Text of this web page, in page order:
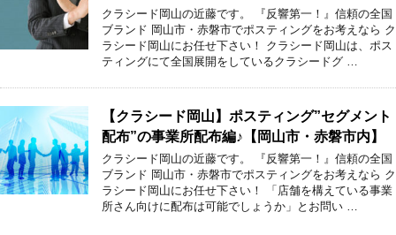
クラシード岡山の近藤です。 『反響第一！』信頼の全国
ブランド 岡山市・赤磐市でポスティングをお考えなら ク
ラシード岡山にお任せ下さい！ クラシード岡山は、ポス
ティングにて全国展開をしているクラシードグ …
【クラシード岡山】ポスティング”セグメント
配布”の事業所配布編♪【岡山市・赤磐市内】
クラシード岡山の近藤です。 『反響第一！』信頼の全国
ブランド 岡山市・赤磐市でポスティングをお考えなら ク
ラシード岡山にお任せ下さい！ 「店舗を構えている事業
所さん向けに配布は可能でしょうか」とお問い …